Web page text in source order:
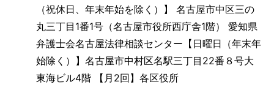
（祝休日、年末年始を除く）】 名古屋市中区三の
丸三丁目1番1号（名古屋市役所西庁舎1階） 愛知県
弁護士会名古屋法律相談センター【日曜日（年末年
始除く）】名古屋市中村区名駅三丁目22番８号大
東海ビル4階 【月2回】各区役所